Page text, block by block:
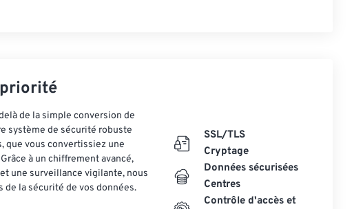
de la simple conversion de
système de sécurité robuste
que vous convertissiez une
à un chiffrement avancé,
une surveillance vigilante, nous
de la sécurité de vos données.
SSL/TLS
Cryptage
Données sécurisées
Centres
Contrôle d'accès et